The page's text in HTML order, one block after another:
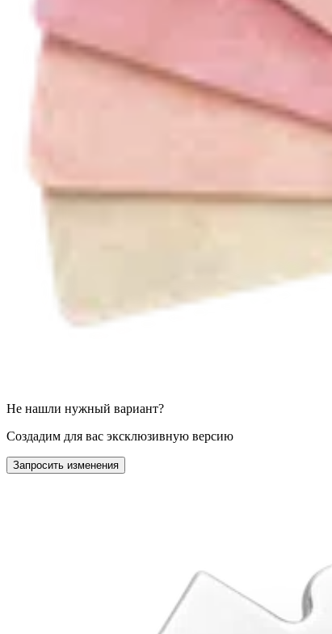
Не нашли нужный вариант?
Создадим для вас эксклюзивную версию
Запросить изменения